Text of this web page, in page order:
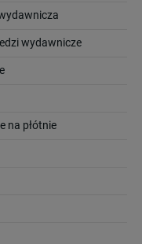
wydawnicze
na płótnie